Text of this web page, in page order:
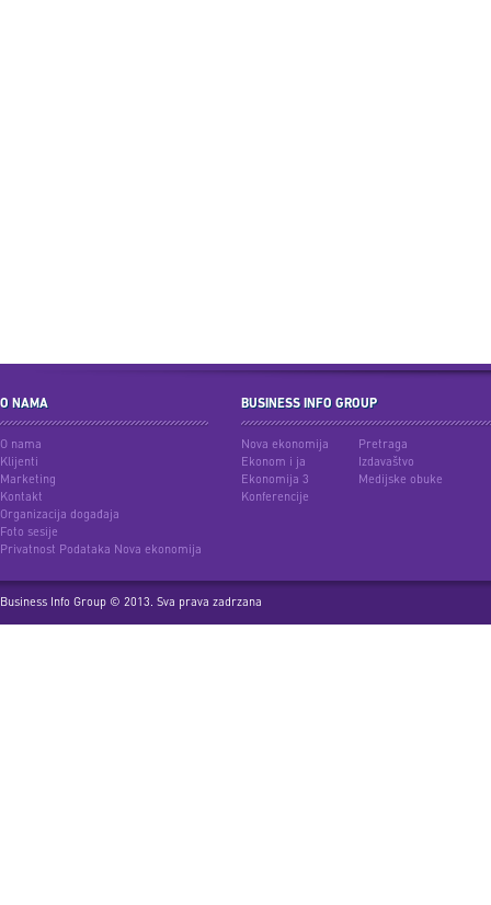
O NAMA
O nama
Klijenti
Marketing
Kontakt
Organizacija događaja
Foto sesije
Privatnost Podataka Nova ekonomija
BUSINESS INFO GROUP
Nova ekonomija
Ekonom i ja
Ekonomija 3
Konferencije
Pretraga
Izdavaštvo
Medijske obuke
Business Info Group © 2013. Sva prava zadrzana